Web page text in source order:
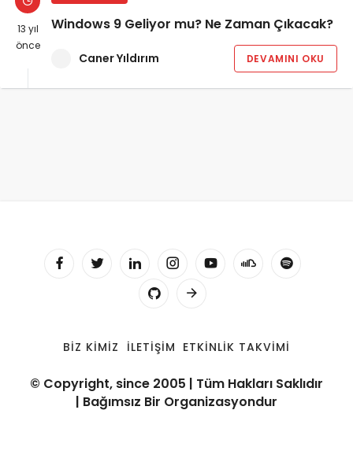
13 yıl
önce
Windows 9 Geliyor mu? Ne Zaman Çıkacak?
Caner Yıldırım DEVAMINI OKU
BIZ KIMIZ İLETIŞIM ETKINLIK TAKVIMI
© Copyright, since 2005 | Tüm Hakları Saklıdır
| Bağımsız Bir Organizasyondur